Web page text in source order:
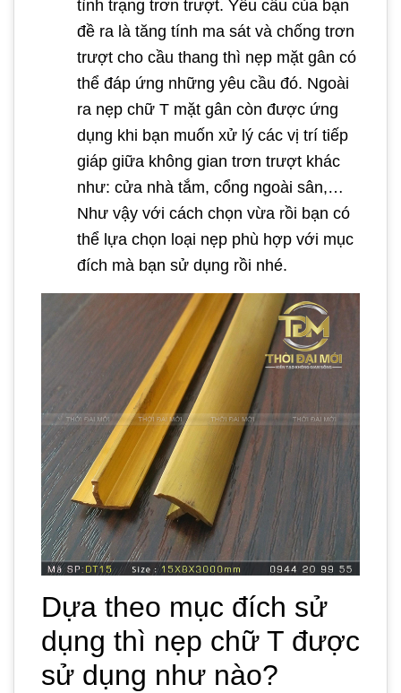
tình trạng trơn trượt. Yêu cầu của bạn
đề ra là tăng tính ma sát và chống trơn
trượt cho cầu thang thì nẹp mặt gân có
thể đáp ứng những yêu cầu đó. Ngoài
ra nẹp chữ T mặt gân còn được ứng
dụng khi bạn muốn xử lý các vị trí tiếp
giáp giữa không gian trơn trượt khác
như: cửa nhà tắm, cổng ngoài sân,…
Như vậy với cách chọn vừa rồi bạn có
thể lựa chọn loại nẹp phù hợp với mục
đích mà bạn sử dụng rồi nhé.
Dựa theo mục đích sử
dụng thì nẹp chữ T được
sử dụng như nào?